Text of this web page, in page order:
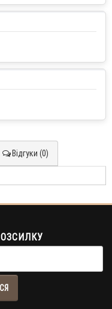
Відгуки (0)